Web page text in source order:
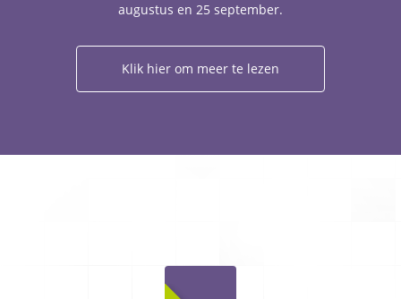
augustus en 25 september.
Klik hier om meer te lezen